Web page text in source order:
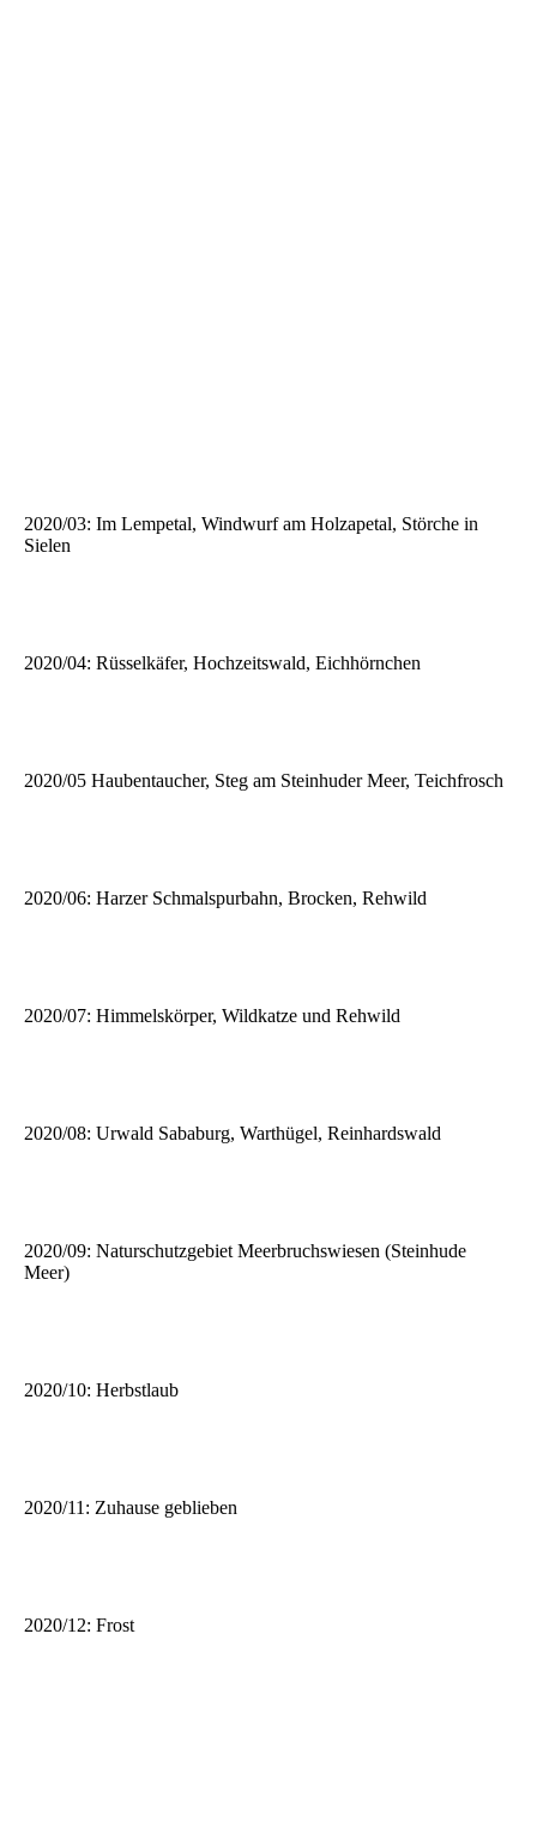
2020/03: Im Lempetal, Windwurf am Holzapetal, Störche in
Sielen
2020/04: Rüsselkäfer, Hochzeitswald, Eichhörnchen
2020/05 Haubentaucher, Steg am Steinhuder Meer, Teichfrosch
2020/06: Harzer Schmalspurbahn, Brocken, Rehwild
2020/07: Himmelskörper, Wildkatze und Rehwild
2020/08: Urwald Sababurg, Warthügel, Reinhardswald
2020/09: Naturschutzgebiet Meerbruchswiesen (Steinhude
Meer)
2020/10: Herbstlaub
2020/11: Zuhause geblieben
2020/12: Frost